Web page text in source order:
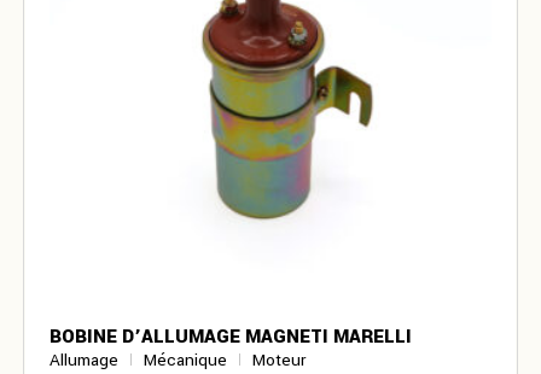
BOBINE D’ALLUMAGE MAGNETI MARELLI
Allumage Mécanique Moteur